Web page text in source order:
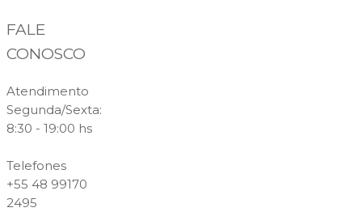
FALE
CONOSCO
Atendimento
Segunda/Sexta:
8:30 - 19:00 hs
Telefones
+55 48 99170
2495